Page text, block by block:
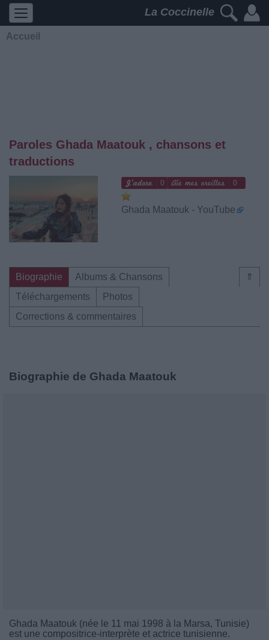
La Coccinelle
Accueil
Paroles Ghada Maatouk , chansons et
traductions
0 0
Ghada Maatouk - YouTube
⇑
Biographie
Albums & Chansons
Téléchargements
Photos
Corrections & commentaires
Biographie de Ghada Maatouk
Ghada Maatouk (née le 11 mai 1998 à la Marsa, Tunisie)
est une compositrice-interprète et actrice tunisienne.